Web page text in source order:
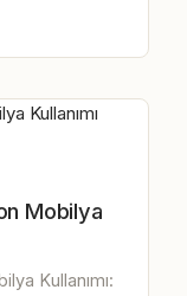
Mobilya
Kullanımı: